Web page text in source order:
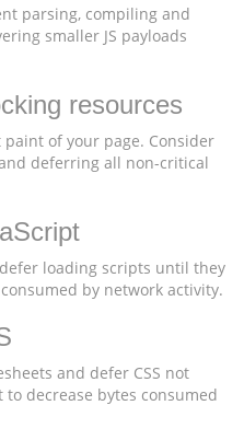
parsing, compiling and
smaller JS payloads
resources
of your page. Consider
deferring all non-critical
loading scripts until they
by network activity.
and defer CSS not
decrease bytes consumed